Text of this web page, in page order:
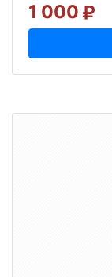
1 000